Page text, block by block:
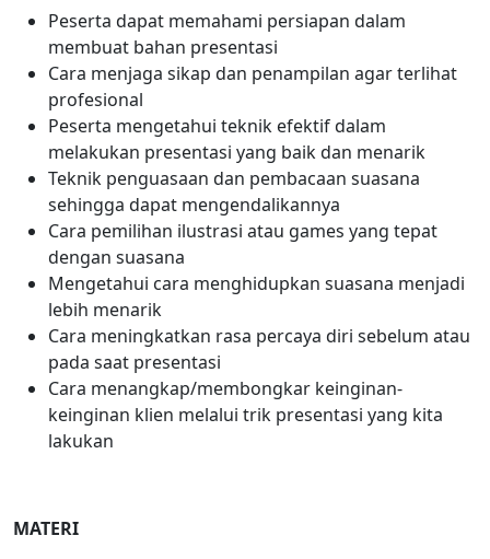
Peserta dapat memahami persiapan dalam
membuat bahan presentasi
Cara menjaga sikap dan penampilan agar terlihat
profesional
Peserta mengetahui teknik efektif dalam
melakukan presentasi yang baik dan menarik
Teknik penguasaan dan pembacaan suasana
sehingga dapat mengendalikannya
Cara pemilihan ilustrasi atau games yang tepat
dengan suasana
Mengetahui cara menghidupkan suasana menjadi
lebih menarik
Cara meningkatkan rasa percaya diri sebelum atau
pada saat presentasi
Cara menangkap/membongkar keinginan-
keinginan klien melalui trik presentasi yang kita
lakukan
MATERI